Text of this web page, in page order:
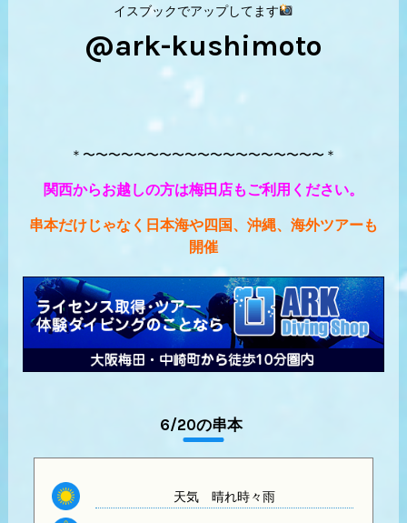
イスブックでアップしてます
@ark-kushimoto
＊〜〜〜〜〜〜〜〜〜〜〜〜〜〜〜〜〜〜〜＊
関西からお越しの方は梅田店もご利用ください。
串本だけじゃなく日本海や四国、沖縄、海外ツアーも
開催
6/20の串本
天気晴れ時々雨